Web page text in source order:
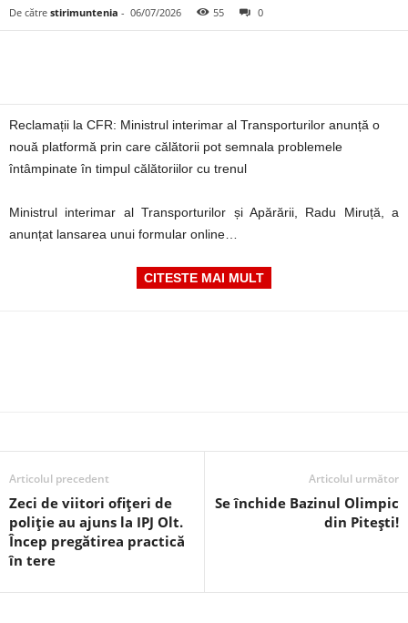
De către stirimuntenia - 06/07/2026 55 0
Reclamații la CFR: Ministrul interimar al Transporturilor anunță o
nouă platformă prin care călătorii pot semnala problemele
întâmpinate în timpul călătoriilor cu trenul
Ministrul interimar al Transporturilor și Apărării, Radu Miruță, a
anunțat lansarea unui formular online…
CITESTE MAI MULT
Articolul precedent
Zeci de viitori ofițeri de
poliție au ajuns la IPJ Olt.
Încep pregătirea practică
în tere
Articolul următor
Se închide Bazinul Olimpic
din Pitești!